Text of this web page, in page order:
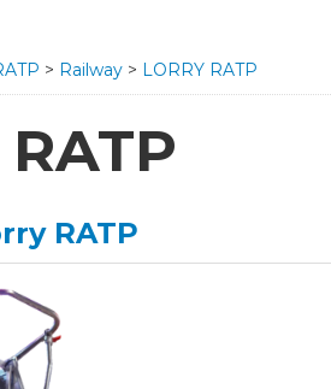
> Railway > LORRY RATP
RATP
RATP